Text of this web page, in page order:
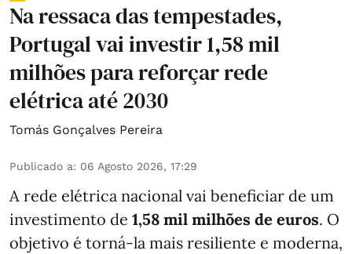
Na ressaca das tempestades,
Portugal vai investir 1,58 mil
milhões para reforçar rede
elétrica até 2030
Tomás Gonçalves Pereira
Publicado a: 06 Agosto 2026, 17:29
A rede elétrica nacional vai beneficiar de um
investimento de 1,58 mil milhões de euros. O
objetivo é torná-la mais resiliente e moderna,